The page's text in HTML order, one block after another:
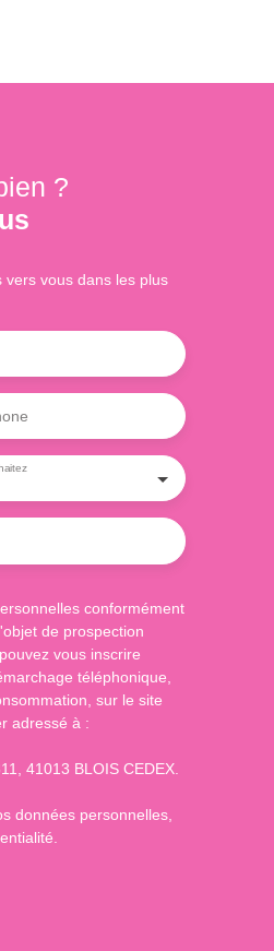
?
vous dans les plus
conformément
de prospection
vous inscrire
téléphonique,
sur le site
adressé à :
41013 BLOIS CEDEX.
données personnelles,